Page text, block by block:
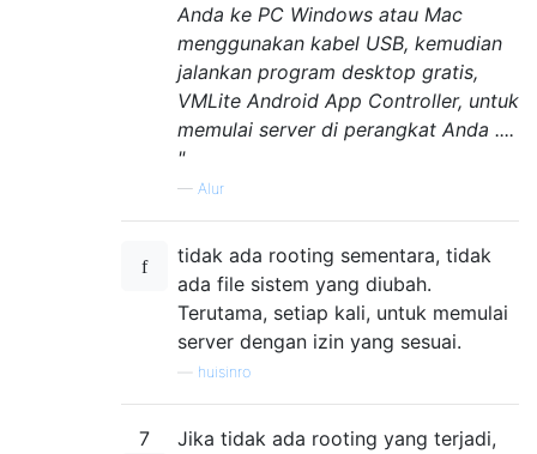
Anda ke PC Windows atau Mac
menggunakan kabel USB, kemudian
jalankan program desktop gratis,
VMLite Android App Controller, untuk
memulai server di perangkat Anda ....
"
— Alur
tidak ada rooting sementara, tidak
ada file sistem yang diubah.
Terutama, setiap kali, untuk memulai
server dengan izin yang sesuai.
huisinro
7
Jika tidak ada rooting yang terjadi,